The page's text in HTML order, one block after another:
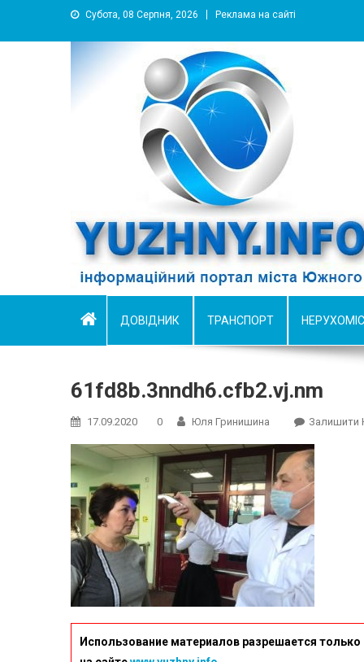
Субота, 08 Серпня, 2026 Реклама на сайті
YUZHNY.INFO
информационный портал города Южный
ДОВІДНИК ТРАНСПОРТ
61fd8b.3nndh6.cfb2.vj.nm
17.09.2020 0 Юля Гринишина Залишити
Использование материалов разрешается